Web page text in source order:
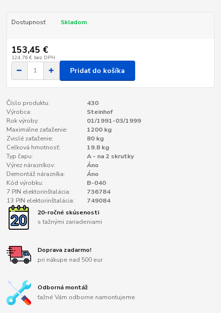
Dostupnosť Skladom
153,45 €
124,76 € bez DPH
Pridať do košíka
Číslo produktu:
430
Výrobca:
Steinhof
Rok výroby:
01/1991-03/1999
Maximálne zaťaženie:
1200 kg
Zvislé zaťaženie:
80 kg
Celková hmotnosť:
19.8 kg
Typ čapu:
A - na 2 skrutky
Výrez nárazníkov:
Áno
Demontáž nárazníka:
Áno
Kód výrobku:
B-040
7 PIN elektorinštalácia:
736784
13 PIN elektorinštalácia:
749084
20-ročné skúsenosti
s ťažnými zariadeniami
Doprava zadarmo!
pri nákupe nad 500 eur
Odborná montáž
ťažné Vám odborne namontujeme